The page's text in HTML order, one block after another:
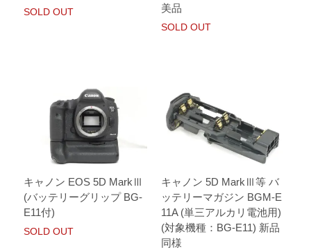
SOLD OUT
美品
SOLD OUT
キャノン EOS 5D MarkⅢ
(バッテリーグリップ BG-
E11付)
SOLD OUT
キャノン 5D MarkⅢ等 バ
ッテリーマガジン BGM-E
11A (単三アルカリ電池用)
(対象機種：BG-E11) 新品
同様